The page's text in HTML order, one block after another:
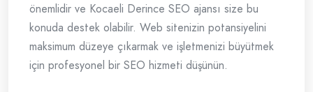
önemlidir ve Kocaeli Derince SEO ajansı size bu
konuda destek olabilir. Web sitenizin potansiyelini
maksimum düzeye çıkarmak ve işletmenizi büyütmek
için profesyonel bir SEO hizmeti düşünün.